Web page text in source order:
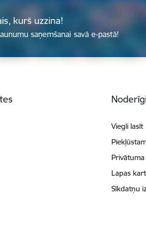
kurš uzzina!
saņemšanai savā e-pastā!
Noderīgi
Viegli lasīt
Lapas
Sīkdatņu